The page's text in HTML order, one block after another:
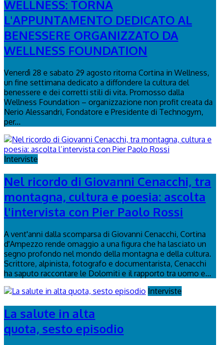
WELLNESS: TORNA
L'APPUNTAMENTO DEDICATO AL
BENESSERE ORGANIZZATO DA
WELLNESS FOUNDATION
Venerdì 28 e sabato 29 agosto ritorna Cortina in Wellness,
un fine settimana dedicato a diffondere la cultura del
benessere e dei corretti stili di vita. Promosso dalla
Wellness Foundation – organizzazione non profit creata da
Nerio Alessandri, Fondatore e Presidente di Technogym,
per...
Interviste
Nel ricordo di Giovanni Cenacchi, tra
montagna, cultura e poesia: ascolta
l'intervista con Pier Paolo Rossi
A vent'anni dalla scomparsa di Giovanni Cenacchi, Cortina
d'Ampezzo rende omaggio a una figura che ha lasciato un
segno profondo nel mondo della montagna e della cultura.
Scrittore, alpinista, fotografo e documentarista, Cenacchi
ha saputo raccontare le Dolomiti e il rapporto tra uomo e...
Interviste
La salute in alta
quota, sesto episodio